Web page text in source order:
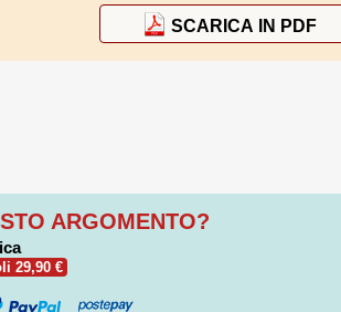
SCARICA IN PDF
ARGOMENTO?
29,90 €